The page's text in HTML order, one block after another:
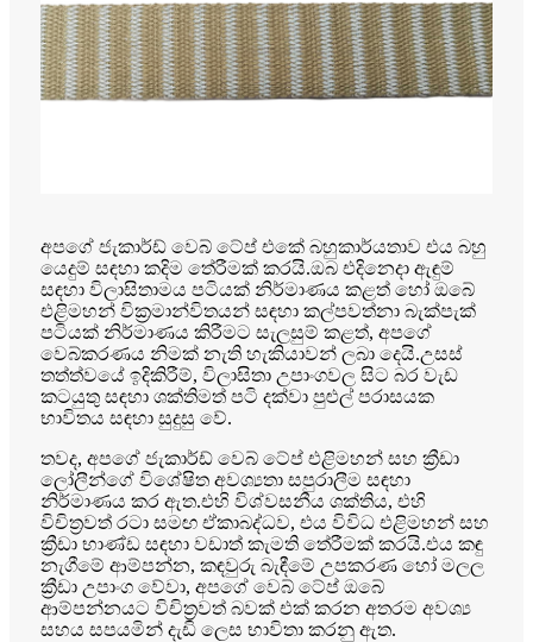
අපගේ ජැකාර්ඩ් වෙබ් ටේප් එකේ බහුකාර්යතාව එය බහු
යෙදුම් සඳහා කදිම තේරීමක් කරයි.ඔබ එදිනෙදා ඇඳුම්
සඳහා විලාසිතාමය පටියක් නිර්මාණය කළත් හෝ ඔබේ
එළිමහන් වික්‍රමාන්විතයන් සඳහා කල්පවත්නා බැක්පැක්
පටියක් නිර්මාණය කිරීමට සැලසුම් කළත්, අපගේ
වෙබ්කරණය නිමක් නැති හැකියාවන් ලබා දෙයි.උසස්
තත්ත්වයේ ඉදිකිරීම්, විලාසිතා උපාංගවල සිට බර වැඩ
කටයුතු සඳහා ශක්තිමත් පටි දක්වා පුළුල් පරාසයක
භාවිතය සඳහා සුදුසු වේ.
තවද, අපගේ ජැකාර්ඩ් වෙබ් ටේප් එළිමහන් සහ ක්‍රීඩා
ලෝලීන්ගේ විශේෂිත අවශ්‍යතා සපුරාලීම සඳහා
නිර්මාණය කර ඇත.එහි විශ්වසනීය ශක්තිය, එහි
විචිත්‍රවත් රටා සමඟ ඒකාබද්ධව, එය විවිධ එළිමහන් සහ
ක්‍රීඩා භාණ්ඩ සඳහා වඩාත් කැමති තේරීමක් කරයි.එය කඳු
නැගීමේ ආම්පන්න, කඳවුරු බැඳීමේ උපකරණ හෝ මලල
ක්‍රීඩා උපාංග වේවා, අපගේ වෙබ් ටේප් ඔබේ
ආම්පන්නයට විචිත්‍රවත් බවක් එක් කරන අතරම අවශ්‍ය
සහය සපයමින් දැඩි ලෙස භාවිතා කරනු ඇත.